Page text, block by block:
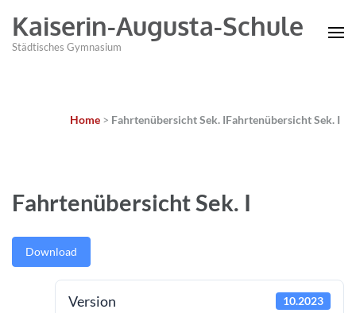
Kaiserin-Augusta-Schule
Städtisches Gymnasium
Home > Fahrtenübersicht Sek. IFahrtenübersicht Sek. I
Fahrtenübersicht Sek. I
Download
Version 10.2023